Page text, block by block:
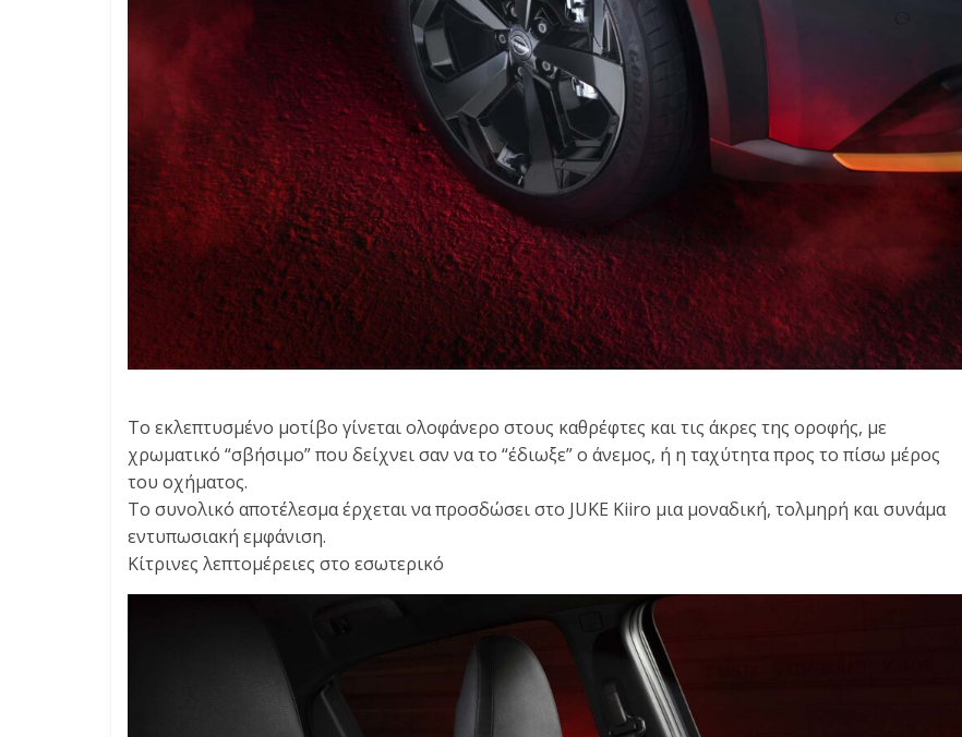
Το εκλεπτυσμένο μοτίβο γίνεται ολοφάνερο στους καθρέφτες και τις άκρες της οροφής, με
χρωματικό “σβήσιμο” που δείχνει σαν να το “έδιωξε” ο άνεμος, ή η ταχύτητα προς το πίσω μέρος
του οχήματος.
Το συνολικό αποτέλεσμα έρχεται να προσδώσει στο JUKE Kiiro μια μοναδική, τολμηρή και συνάμα
εντυπωσιακή εμφάνιση.
Κίτρινες λεπτομέρειες στο εσωτερικό